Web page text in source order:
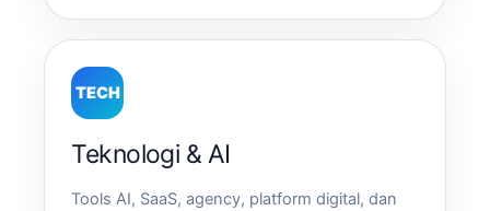
TECH
Teknologi & AI
Tools AI, SaaS, agency, platform digital, dan